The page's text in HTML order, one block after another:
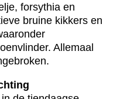
forsythia en
bruine kikkers en
Allemaal